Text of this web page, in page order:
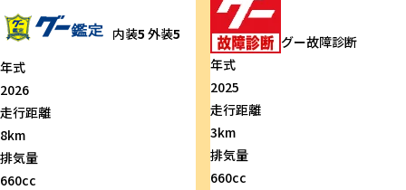
内装5 外装5
年式
2026
走行距離
8km
排気量
660cc
グー故障診断
年式
2025
走行距離
3km
排気量
660cc